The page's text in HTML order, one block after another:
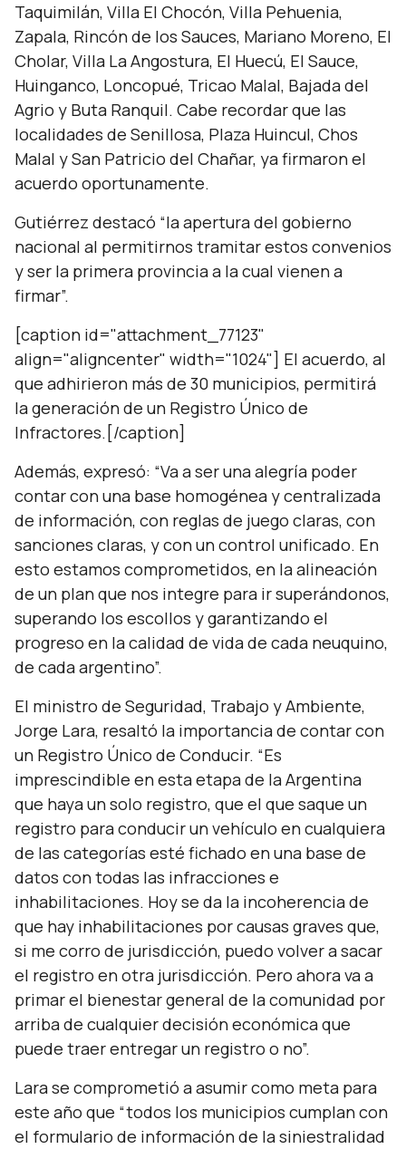
Taquimilán, Villa El Chocón, Villa Pehuenia,
Zapala, Rincón de los Sauces, Mariano Moreno, El
Cholar, Villa La Angostura, El Huecú, El Sauce,
Huinganco, Loncopué, Tricao Malal, Bajada del
Agrio y Buta Ranquil. Cabe recordar que las
localidades de Senillosa, Plaza Huincul, Chos
Malal y San Patricio del Chañar, ya firmaron el
acuerdo oportunamente.
Gutiérrez destacó “la apertura del gobierno
nacional al permitirnos tramitar estos convenios
y ser la primera provincia a la cual vienen a
firmar”.
[caption id="attachment_77123"
align="aligncenter" width="1024"] El acuerdo, al
que adhirieron más de 30 municipios, permitirá
la generación de un Registro Único de
Infractores.[/caption]
Además, expresó: “Va a ser una alegría poder
contar con una base homogénea y centralizada
de información, con reglas de juego claras, con
sanciones claras, y con un control unificado. En
esto estamos comprometidos, en la alineación
de un plan que nos integre para ir superándonos,
superando los escollos y garantizando el
progreso en la calidad de vida de cada neuquino,
de cada argentino”.
El ministro de Seguridad, Trabajo y Ambiente,
Jorge Lara, resaltó la importancia de contar con
un Registro Único de Conducir. “Es
imprescindible en esta etapa de la Argentina
que haya un solo registro, que el que saque un
registro para conducir un vehículo en cualquiera
de las categorías esté fichado en una base de
datos con todas las infracciones e
inhabilitaciones. Hoy se da la incoherencia de
que hay inhabilitaciones por causas graves que,
si me corro de jurisdicción, puedo volver a sacar
el registro en otra jurisdicción. Pero ahora va a
primar el bienestar general de la comunidad por
arriba de cualquier decisión económica que
puede traer entregar un registro o no”.
Lara se comprometió a asumir como meta para
este año que “todos los municipios cumplan con
el formulario de información de la siniestralidad